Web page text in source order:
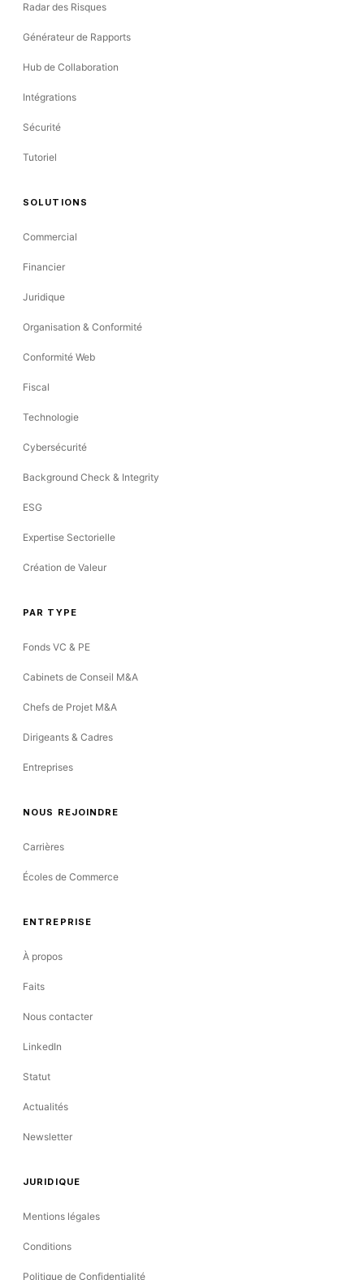
Radar des Risques
Générateur de Rapports
Hub de Collaboration
Intégrations
Sécurité
Tutoriel
SOLUTIONS
Commercial
Financier
Juridique
Organisation & Conformité
Conformité Web
Fiscal
Technologie
Cybersécurité
Background Check & Integrity
ESG
Expertise Sectorielle
Création de Valeur
PAR TYPE
Fonds VC & PE
Cabinets de Conseil M&A
Chefs de Projet M&A
Dirigeants & Cadres
Entreprises
NOUS REJOINDRE
Carrières
Écoles de Commerce
ENTREPRISE
À propos
Faits
Nous contacter
LinkedIn
Statut
Actualités
Newsletter
JURIDIQUE
Mentions légales
Conditions
Politique de Confidentialité